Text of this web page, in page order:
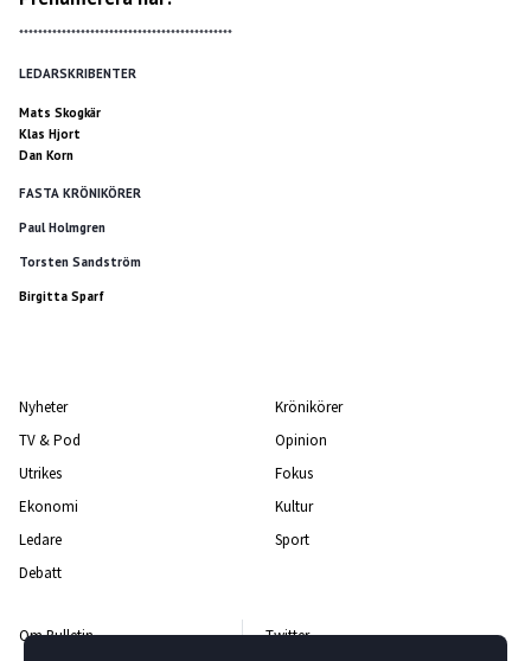
*********************************************
LEDARSKRIBENTER
Mats Skogkär
Klas Hjort
Dan Korn
FASTA KRÖNIKÖRER
Paul Holmgren
Torsten Sandström
Birgitta Sparf
Nyheter
TV & Pod
Utrikes
Ekonomi
Ledare
Debatt
Krönikörer
Opinion
Fokus
Kultur
Sport
Om Bulletin
Twitter